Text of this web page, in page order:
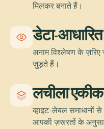
मिलकर बनाते हैं।
डेटा-आधारित
अनाम विश्लेषण के
जुड़ते हैं।
लचीला
व्हाइट-लेबल समाधानों
आपकी ज़रूरतों के